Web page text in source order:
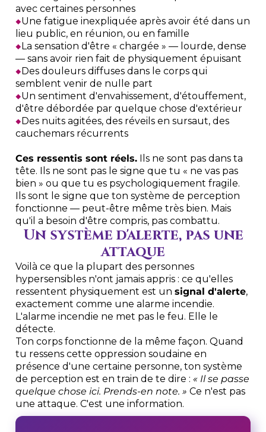
avec certaines personnes
◆Une fatigue inexpliquée après avoir été dans un
lieu public, en réunion, ou en famille
◆La sensation d'être « chargée » — lourde, dense
— sans avoir rien fait de physiquement épuisant
◆Des douleurs diffuses dans le corps qui
semblent venir de nulle part
◆Un sentiment d'envahissement, d'étouffement,
d'être débordée par quelque chose d'extérieur
◆Des nuits agitées, des réveils en sursaut, des
cauchemars récurrents
Ces ressentis sont réels. Ils ne sont pas dans ta
tête. Ils ne sont pas le signe que tu « ne vas pas
bien » ou que tu es psychologiquement fragile.
Ils sont le signe que ton système de perception
fonctionne — peut-être même très bien. Mais
qu'il a besoin d'être compris, pas combattu.
Un système d'alerte, pas une
attaque
Voilà ce que la plupart des personnes
hypersensibles n'ont jamais appris : ce qu'elles
ressentent physiquement est un signal d'alerte,
exactement comme une alarme incendie.
L'alarme incendie ne met pas le feu. Elle le
détecte.
Ton corps fonctionne de la même façon. Quand
tu ressens cette oppression soudaine en
présence d'une certaine personne, ton système
de perception est en train de te dire : « Il se passe
quelque chose ici. Prends-en note. » Ce n'est pas
une attaque. C'est une information.